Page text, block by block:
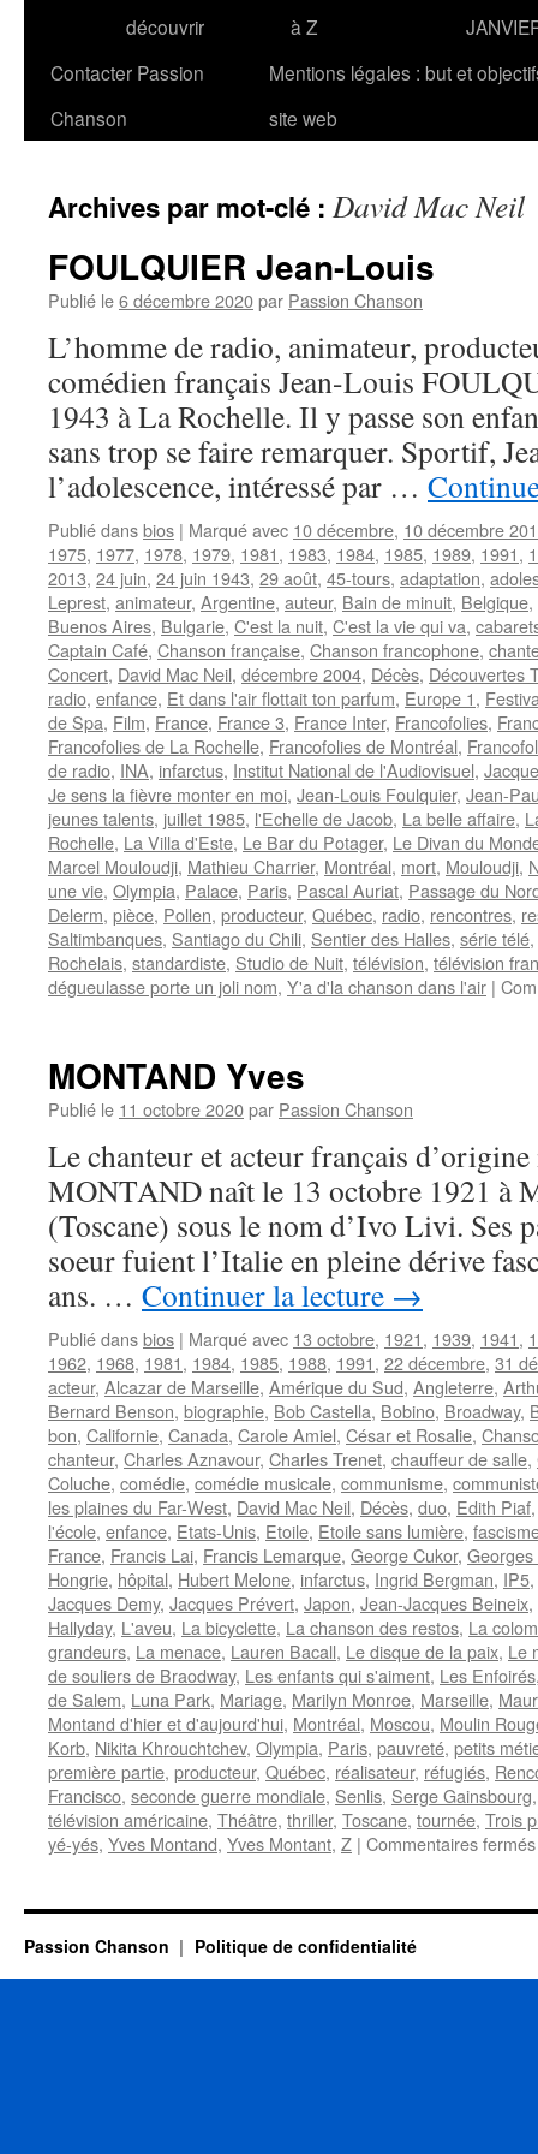
découvrir
à Z
Contacter Passion
Chanson
Mentions légales : but et
site web
Archives par mot-clé : David Mac Neil
FOULQUIER Jean-Louis
Publié le6 décembre 2020par Passion Chanson
L’homme de radio, animateur,
comédien français Jean-Louis
1943 à La Rochelle. Il y passe son
sans trop se faire remarquer. Sportif,
l’adolescence, intéressé par …
Publié dansbios | Marqué avec 10 décembre, 10 décembre
1975, 1977, 1978, 1979, 1981, 1983, 1984, 1985, 1989, 1991,
2013, 24 juin, 24 juin 1943, 29 août, 45-tours, adaptation,
Leprest, animateur, Argentine, auteur, Bain de minuit, Belgique,
Buenos Aires, Bulgarie, C'est la nuit, C'est la vie qui va,
Captain Café, Chanson française, Chanson francophone,
Concert, David Mac Neil, décembre 2004, Décès, Découvertes
radio, enfance, Et dans l'air flottait ton parfum, Europe 1,
de Spa, Film, France, France 3, France Inter, Francofolies,
Francofolies de La Rochelle, Francofolies de Montréal,
de radio, INA, infarctus, Institut National de l'Audiovisuel,
Je sens la fièvre monter en moi, Jean-Louis Foulquier, Jean-
jeunes talents, juillet 1985, l'Echelle de Jacob, La belle affaire,
Rochelle, La Villa d'Este, Le Bar du Potager, Le Divan du
Marcel Mouloudji, Mathieu Charrier, Montréal, mort, Mouloudji,
une vie, Olympia, Palace, Paris, Pascal Auriat, Passage du
Delerm, pièce, Pollen, producteur, Québec, radio, rencontres,
Saltimbanques, Santiago du Chili, Sentier des Halles, série télé,
Rochelais, standardiste, Studio de Nuit, télévision, télévision
dégueulasse porte un joli nom, Y'a d'la chanson dans l'air |
MONTAND Yves
Publié le 11 octobre 2020par Passion Chanson
Le chanteur et acteur français
MONTAND naît le 13 octobre 1921 à
(Toscane) sous le nom d’Ivo Livi. Ses
soeur fuient l’Italie en pleine dérive
ans. … Continuer la lecture →
Publié dansbios | Marqué avec 13 octobre, 1921, 1939, 1941,
1962, 1968, 1981, 1984, 1985, 1988, 1991, 22 décembre, 31
acteur, Alcazar de Marseille, Amérique du Sud, Angleterre,
Bernard Benson, biographie, Bob Castella, Bobino, Broadway,
bon, Californie, Canada, Carole Amiel, César et Rosalie,
chanteur, Charles Aznavour, Charles Trenet, chauffeur de salle,
Coluche, comédie, comédie musicale, communisme,
les plaines du Far-West, David Mac Neil, Décès, duo, Edith Piaf
l'école, enfance, Etats-Unis, Etoile, Etoile sans lumière,
France, Francis Lai, Francis Lemarque, George Cukor,
Hongrie, hôpital, Hubert Melone, infarctus, Ingrid Bergman, IP5,
Jacques Demy, Jacques Prévert, Japon, Jean-Jacques Beineix,
Hallyday, L'aveu, La bicyclette, La chanson des restos, La
grandeurs, La menace, Lauren Bacall, Le disque de la paix, Le
de souliers de Braodway, Les enfants qui s'aiment, Les Enfoirés
de Salem, Luna Park, Mariage, Marilyn Monroe, Marseille,
Montand d'hier et d'aujourd'hui, Montréal, Moscou, Moulin
Korb, Nikita Khrouchtchev, Olympia, Paris, pauvreté, petits
première partie, producteur, Québec, réalisateur, réfugiés,
Francisco, seconde guerre mondiale, Senlis, Serge Gainsbourg
télévision américaine, Théâtre, thriller, Toscane, tournée, Trois
yé-yés, Yves Montand, Yves Montant, Z | Commentaires fermés
Passion Chanson Politique de confidentialité